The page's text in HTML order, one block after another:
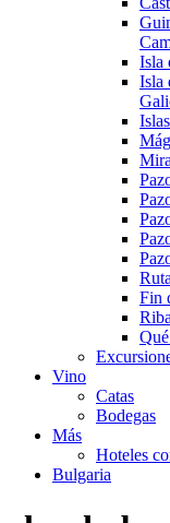
Isla
Isla
Fin
Vino
Catas
Bodegas
Más
Hoteles
Bulgaria